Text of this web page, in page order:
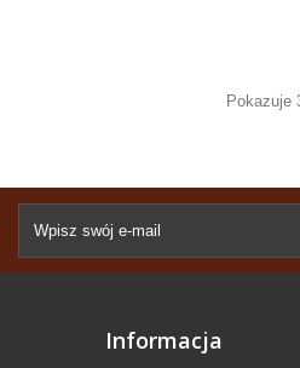
Pokazuje
Informacja